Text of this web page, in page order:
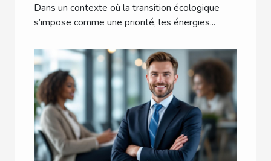
elles le secteur des PME ?
Dans un contexte où la transition écologique
s’impose comme une priorité, les énergies...